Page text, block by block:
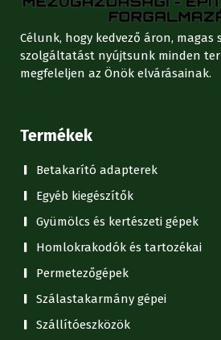
Célunk, hogy kedvező áron, magas
szolgáltatást nyújtsunk minden
megfeleljen az Önök elvárásainak.
Termékek
Betakarító adapterek
Egyéb kiegészítők
Gyümölcs és kertészeti gépek
Homlokrakodók és tartozékai
Permetezőgépek
Szálastakarmány gépei
Szállítóeszközök